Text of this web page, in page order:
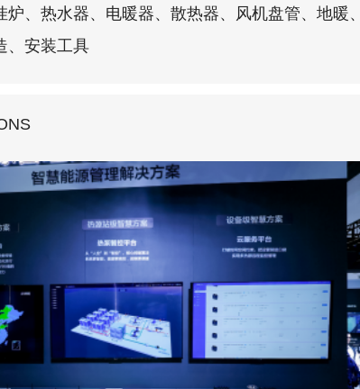
炉、热水器、电暖器、散热器、风机盘管、地暖
、安装工具